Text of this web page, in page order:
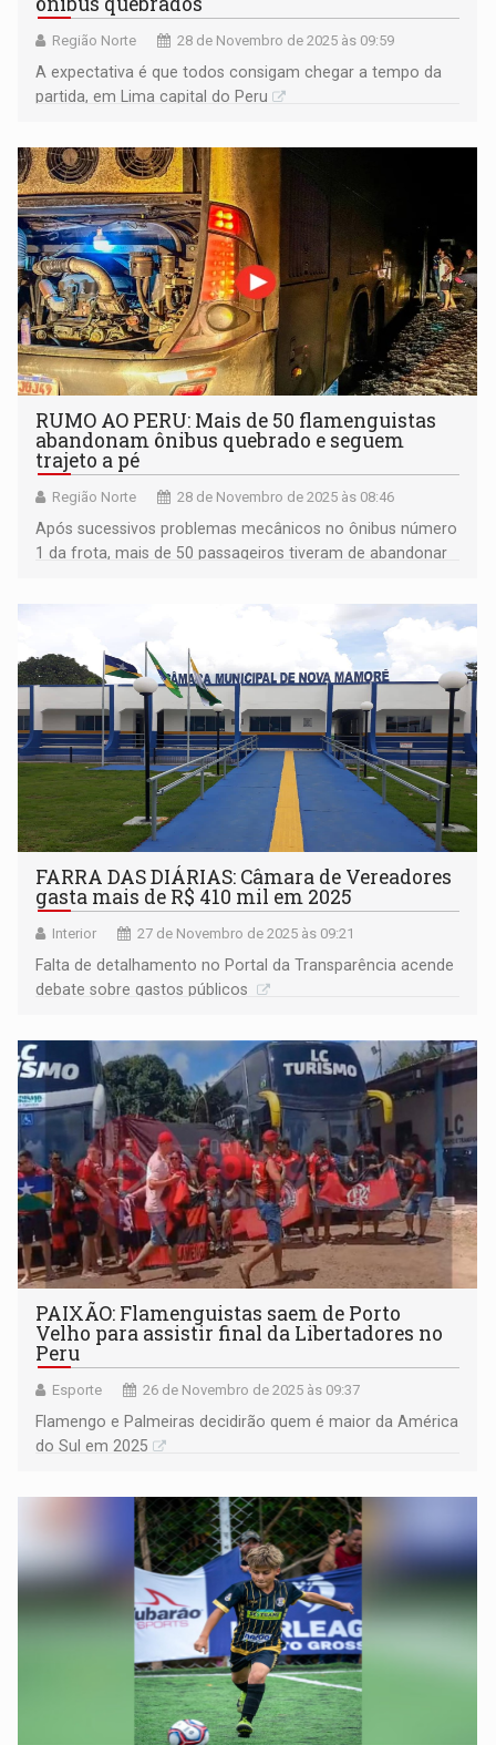
Região Norte 28 de Novembro de 2025 às 09:59
A expectativa é que todos consigam chegar a tempo da
partida, em Lima capital do Peru
RUMO AO PERU: Mais de 50 flamenguistas
abandonam ônibus quebrado e seguem
trajeto a pé
Região Norte 28 de Novembro de 2025 às 08:46
Após sucessivos problemas mecânicos no ônibus número
1 da frota, mais de 50 passageiros tiveram de abandonar
FARRA DAS DIÁRIAS: Câmara de Vereadores
gasta mais de R$ 410 mil em 2025
Interior 27 de Novembro de 2025 às 09:21
Falta de detalhamento no Portal da Transparência acende
debate sobre gastos públicos
PAIXÃO: Flamenguistas saem de Porto
Velho para assistir final da Libertadores no
Peru
Esporte 26 de Novembro de 2025 às 09:37
Flamengo e Palmeiras decidirão quem é maior da América
do Sul em 2025